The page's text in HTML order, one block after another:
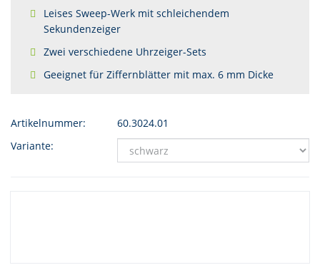
Leises Sweep-Werk mit schleichendem
Sekundenzeiger
Zwei verschiedene Uhrzeiger-Sets
Geeignet für Ziffernblätter mit max. 6 mm Dicke
Artikelnummer:
60.3024.01
Variante: